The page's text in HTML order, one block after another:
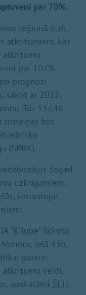
par 70%.
reģionā (t.sk.
atkritumiem, kas
atkritumu
par 107%.
prognozi
sākot ar 2022.
līdz 137,46
izmaiņas būs
(SPRK).
šogad
uzkrājumiem,
izmantojot
"Ķilupe" šķiroto
ielā 43b,
pareizi
atkritumu veidi,
apskatāmi ŠEIT.